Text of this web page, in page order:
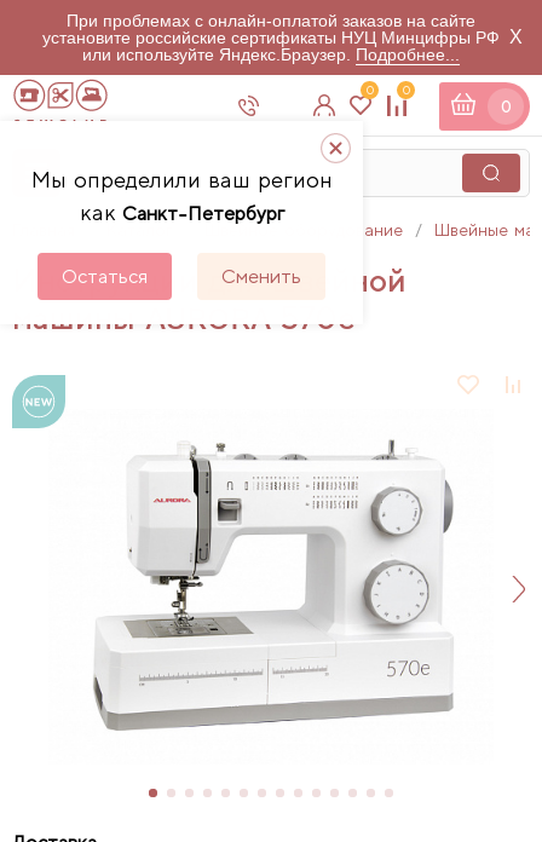
При проблемах с онлайн-оплатой заказов на сайте
установите российские сертификаты НУЦ Минцифры РФ
или используйте Яндекс.Браузер. Подробнее...
X
Мы определили ваш регион
как Санкт-Петербург
Остаться Сменить
0 0
0
Швейное оборудование Швейные
Инструкции для швейной
машины AURORA 570e